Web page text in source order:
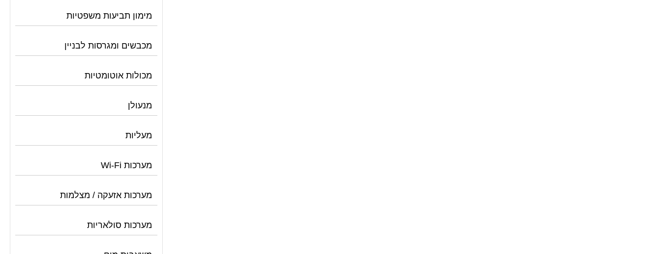
מימון תביעות משפטיות
מכבשים ומגרסות לבניין
מכולות אוטומטיות
מנעולן
מעליות
מערכות Wi-Fi
מערכות אזעקה / מצלמות
מערכות סולאריות